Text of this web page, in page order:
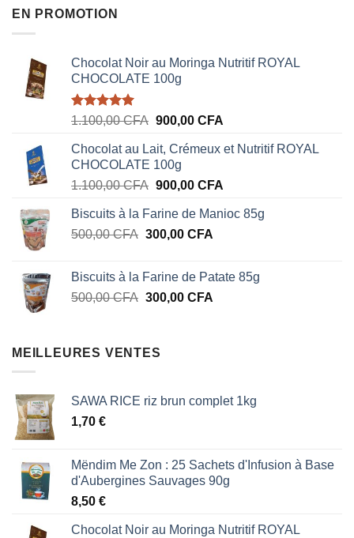
EN PROMOTION
Chocolat Noir au Moringa Nutritif ROYAL
CHOCOLATE 100g
Note5.00
1.100,00CFA Le
initial
était :
1.100,00 CFA.
900,00 CFALe
actuel
900,00 CFA.
Chocolat au Lait, Crémeux et Nutritif ROYAL
CHOCOLATE 100g
1.100,00CFA Le
initial
était :
900,00 CFALe
actuel
Biscuits à la Farine de Manioc 85g
500,00CFA Le
était :
500,00 CFA.
300,00 CFALe
est :
300,00 CFA.
Biscuits à la Farine de Patate 85g
500,00CFA Le
était :
300,00 CFALe
MEILLEURES VENTES
SAWA RICE riz brun complet 1kg
1,70 €
Mëndim Me Zon : 25 Sachets d'Infusion à Base
d'Aubergines Sauvages 90g
8,50 €
Chocolat Noir au Moringa Nutritif ROYAL